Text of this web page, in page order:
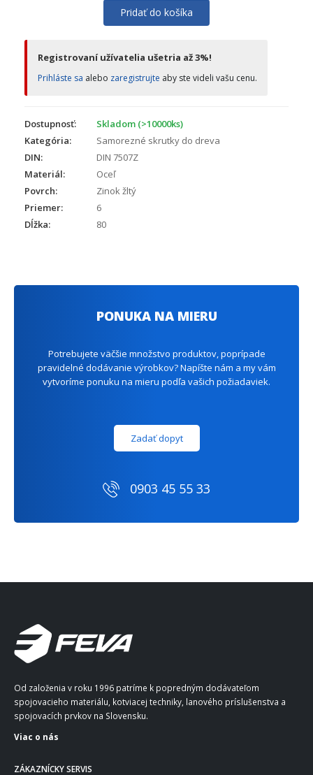
Pridať do košíka
Registrovaní užívatelia ušetria až 3%!
Prihláste sa alebo zaregistrujte aby ste videli vašu cenu.
Dostupnosť:
Skladom (>10000ks)
Kategória:
Samorezné skrutky do dreva
DIN:
DIN 7507Z
Materiál:
Oceľ
Povrch:
Zinok žltý
Priemer:
6
Dĺžka:
80
PONUKA NA MIERU
Potrebujete väčšie množstvo produktov, poprípade
pravidelné dodávanie výrobkov? Napíšte nám a my vám
vytvoríme ponuku na mieru podľa vašich požiadaviek.
Zadať dopyt
0903 45 55 33
Od založenia v roku 1996 patríme k popredným dodávateľom
spojovacieho materiálu, kotviacej techniky, lanového príslušenstva a
spojovacích prvkov na Slovensku.
Viac o nás
ZÁKAZNÍCKY SERVIS